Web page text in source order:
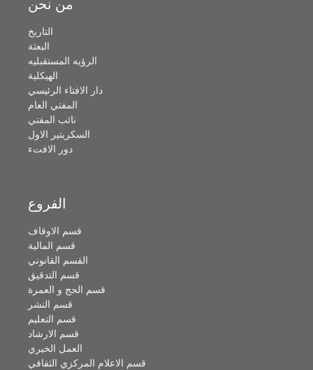
من نحن
التاريخ
البعثة
الرؤيه المستقبليه
الهيكلية
دار الافتاء الرئيسي
المفتي العام
نائب المفتي
السكريتير الاول
دور الافتء
الفروع
قسم الاوقاف
قسم المالية
القسم القانوني
قسم التدقيق
قسم الحج و العمرة
قسم النشر
قسم التعليم
قسم الارشاد
العمل الخيري
قسم الاعلام المركزي الثقافي